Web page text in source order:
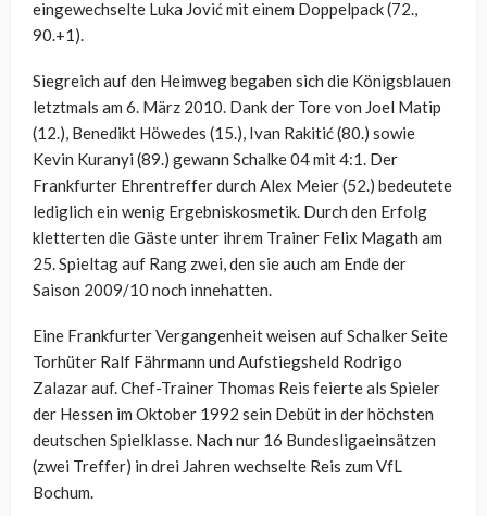
eingewechselte Luka Jović mit einem Doppelpack (72.,
90.+1).
Siegreich auf den Heimweg begaben sich die Königsblauen
letztmals am 6. März 2010. Dank der Tore von Joel Matip
(12.), Benedikt Höwedes (15.), Ivan Rakitić (80.) sowie
Kevin Kuranyi (89.) gewann Schalke 04 mit 4:1. Der
Frankfurter Ehrentreffer durch Alex Meier (52.) bedeutete
lediglich ein wenig Ergebniskosmetik. Durch den Erfolg
kletterten die Gäste unter ihrem Trainer Felix Magath am
25. Spieltag auf Rang zwei, den sie auch am Ende der
Saison 2009/10 noch innehatten.
Eine Frankfurter Vergangenheit weisen auf Schalker Seite
Torhüter Ralf Fährmann und Aufstiegsheld Rodrigo
Zalazar auf. Chef-Trainer Thomas Reis feierte als Spieler
der Hessen im Oktober 1992 sein Debüt in der höchsten
deutschen Spielklasse. Nach nur 16 Bundesligaeinsätzen
(zwei Treffer) in drei Jahren wechselte Reis zum VfL
Bochum.